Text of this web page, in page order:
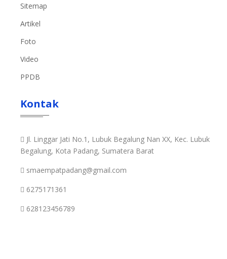
Sitemap
Artikel
Foto
Video
PPDB
Kontak
Jl. Linggar Jati No.1, Lubuk Begalung Nan XX, Kec. Lubuk
Begalung, Kota Padang, Sumatera Barat
smaempatpadang@gmail.com
6275171361
628123456789